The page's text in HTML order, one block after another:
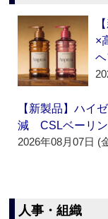
×
【新製品】ハイ
減 CSLベーリ
2026年08月07日 (
人事・組織